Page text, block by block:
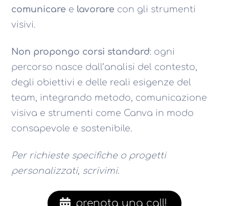
comunicare e lavorare con gli strumenti
visivi.
Non propongo corsi standard: ogni
percorso nasce dall’analisi del contesto,
degli obiettivi e delle reali esigenze del
team, integrando metodo, comunicazione
visiva e strumenti come Canva in modo
consapevole e sostenibile.
Per richieste specifiche o progetti
personalizzati, scrivimi.
prenota una call!